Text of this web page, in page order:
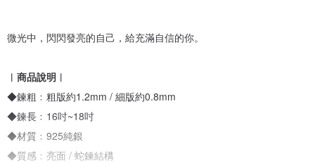
微光中，閃閃發亮的自己，給充滿自信的你。
︱商品說明︱
◆鍊粗﹕粗版約1.2mm / 細版約0.8mm
◆鍊長﹕16吋~18吋
◆材質﹕925純銀
◆質感﹕亮面 / 蛇鍊結構